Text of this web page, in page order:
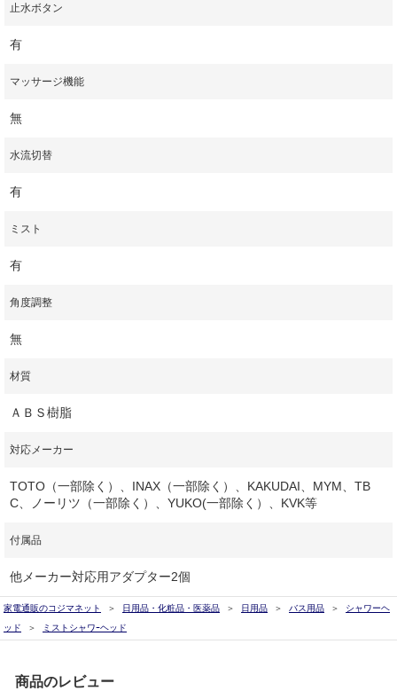
止水ボタン
有
マッサージ機能
無
水流切替
有
ミスト
有
角度調整
無
材質
ＡＢＳ樹脂
対応メーカー
TOTO（一部除く）、INAX（一部除く）、KAKUDAI、MYM、TB
C、ノーリツ（一部除く）、YUKO(一部除く）、KVK等
付属品
他メーカー対応用アダプター2個
家電通販のコジマネット 日用品・化粧品・医薬品 日用品 バス用品
シャワーヘ
ッド
ミストシャワｰヘッド
商品のレビュー